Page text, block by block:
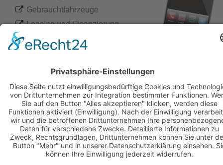
 Gebrauchtfahrzeuge
 Leasing und Finanzierung
 Marderabwehr
 Motorrad-Service
Originalteile
Chip
 Unfallschaden-Beseitigung
 Wohnmobil-Service
 Zubehör